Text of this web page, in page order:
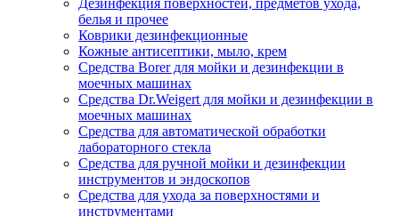
Дезинфекция поверхностей, предметов ухода,
белья и прочее
Коврики дезинфекционные
Кожные антисептики, мыло, крем
Средства Borer для мойки и дезинфекции в
моечных машинах
Средства Dr.Weigert для мойки и дезинфекции в
моечных машинах
Средства для автоматической обработки
лабораторного стекла
Средства для ручной мойки и дезинфекции
инструментов и эндоскопов
Средства для ухода за поверхностями и
инструментами